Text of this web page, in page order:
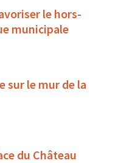
le hors-
municipale
sur le mur de la
du Château